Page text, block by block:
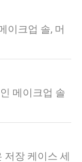
이크업 솔, 머
메이크업 솔
저장 케이스 세